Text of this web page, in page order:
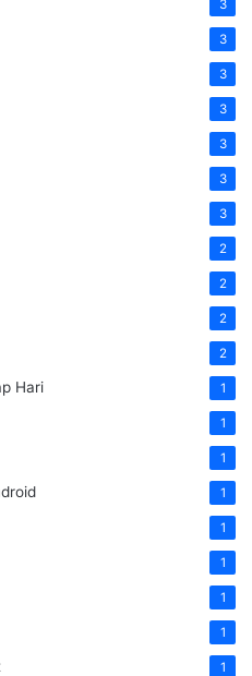
3
3
3
3
3
3
3
2
2
2
2
Hari 1
1
1
1
1
1
1
1
1